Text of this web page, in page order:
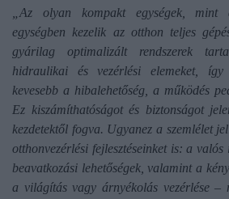
„Az olyan kompakt egységek, mint
egységben kezelik az otthon teljes
gyárilag optimalizált rendszerek
hidraulikai és vezérlési elemeket, így
kevesebb a hibalehetőség, a működés
Ez kiszámíthatóságot és biztonságot
kezdetektől fogva. Ugyanez a szemlélet
otthonvezérlési fejlesztéseinket is: a
beavatkozási lehetőségek, valamint a
a világítás vagy árnyékolás vezérlése –